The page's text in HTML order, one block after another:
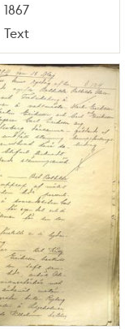
1867
Text